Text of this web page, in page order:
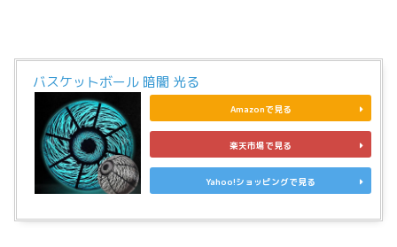
バスケットボール 暗闇 光る
Amazonで見る
楽天市場で見る
Yahoo!ショッピングで見る